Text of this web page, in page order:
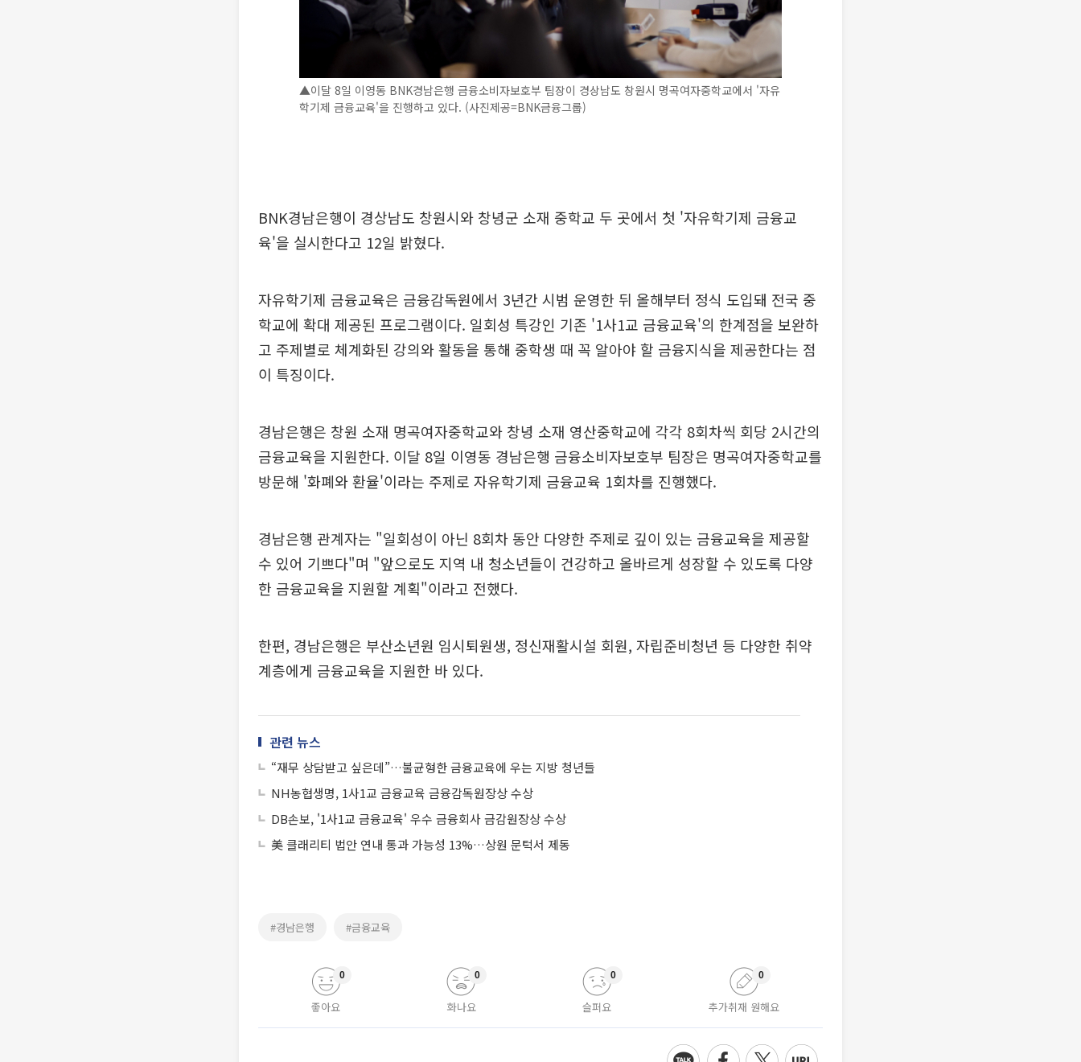
▲이달 8일 이영동 BNK경남은행 금융소비자보호부 팀장이 경상남도 창원시 명곡여자중학교에서 '자유
학기제 금융교육'을 진행하고 있다. (사진제공=BNK금융그룹)
BNK경남은행이 경상남도 창원시와 창녕군 소재 중학교 두 곳에서 첫 '자유학기제 금융교
육'을 실시한다고 12일 밝혔다.
자유학기제 금융교육은 금융감독원에서 3년간 시범 운영한 뒤 올해부터 정식 도입돼 전국 중
학교에 확대 제공된 프로그램이다. 일회성 특강인 기존 '1사1교 금융교육'의 한계점을 보완하
고 주제별로 체계화된 강의와 활동을 통해 중학생 때 꼭 알아야 할 금융지식을 제공한다는 점
이 특징이다.
경남은행은 창원 소재 명곡여자중학교와 창녕 소재 영산중학교에 각각 8회차씩 회당 2시간의
금융교육을 지원한다. 이달 8일 이영동 경남은행 금융소비자보호부 팀장은 명곡여자중학교를
방문해 '화폐와 환율'이라는 주제로 자유학기제 금융교육 1회차를 진행했다.
경남은행 관계자는 "일회성이 아닌 8회차 동안 다양한 주제로 깊이 있는 금융교육을 제공할
수 있어 기쁘다"며 "앞으로도 지역 내 청소년들이 건강하고 올바르게 성장할 수 있도록 다양
한 금융교육을 지원할 계획"이라고 전했다.
한편, 경남은행은 부산소년원 임시퇴원생, 정신재활시설 회원, 자립준비청년 등 다양한 취약
계층에게 금융교육을 지원한 바 있다.
관련 뉴스
“재무 상담받고 싶은데”…불균형한 금융교육에 우는 지방 청년들
NH농협생명, 1사1교 금융교육 금융감독원장상 수상
DB손보, '1사1교 금융교육' 우수 금융회사 금감원장상 수상
美 클래리티 법안 연내 통과 가능성 13%…상원 문턱서 제동
#경남은행 #금융교육
좋아요
0
화나요
0
슬퍼요
0
추가취재 원해요
0